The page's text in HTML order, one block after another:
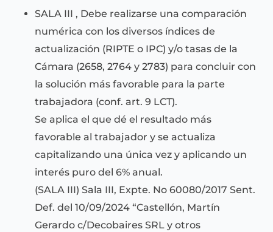
SALA III , Debe realizarse una comparación
numérica con los diversos índices de
actualización (RIPTE o IPC) y/o tasas de la
Cámara (2658, 2764 y 2783) para concluir con
la solución más favorable para la parte
trabajadora (conf. art. 9 LCT).
Se aplica el que dé el resultado más
favorable al trabajador y se actualiza
capitalizando una única vez y aplicando un
interés puro del 6% anual.
(SALA III) Sala III, Expte. No 60080/2017 Sent.
Def. del 10/09/2024 “Castellón, Martín
Gerardo c/Decobaires SRL y otros